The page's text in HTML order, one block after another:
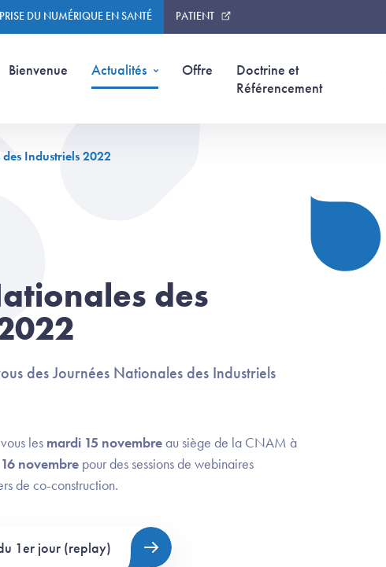
DU NUMÉRIQUE EN SANTÉ PATIENT
Bienvenue Actualités Offre
Doctrine et
Référencement
Industriels 2022
des
des Journées Nationales des Industriels
les mardi 15 novembreau siège de la CNAM à
novembre pour des sessions de webinaires
de co-construction.
1er jour (replay)